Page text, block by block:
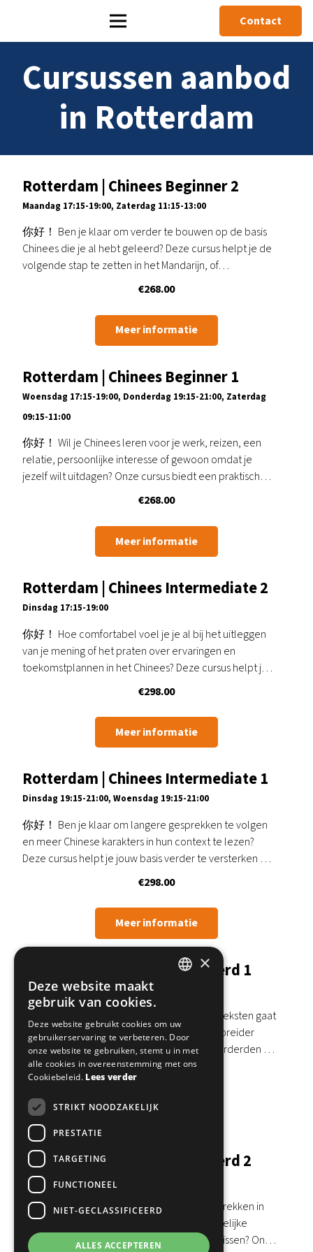
Contact
Cursussen aanbod
in Rotterdam
Rotterdam | Chinees Beginner 2
Maandag 17:15-19:00, Zaterdag 11:15-13:00
你好！ Ben je klaar om verder te bouwen op de basis
Chinees die je al hebt geleerd? Deze cursus helpt je de
volgende stap te zetten in het Mandarijn, of…
€268.00
Meer informatie
Rotterdam | Chinees Beginner 1
Woensdag 17:15-19:00, Donderdag 19:15-21:00, Zaterdag
09:15-11:00
你好！ Wil je Chinees leren voor je werk, reizen, een
relatie, persoonlijke interesse of gewoon omdat je
jezelf wilt uitdagen? Onze cursus biedt een praktische
en plezierige kennismaking met het…
€268.00
Meer informatie
Rotterdam | Chinees Intermediate 2
Dinsdag 17:15-19:00
你好！ Hoe comfortabel voel je je al bij het uitleggen
van je mening of het praten over ervaringen en
toekomstplannen in het Chinees? Deze cursus helpt je
€298.00
Meer informatie
Rotterdam | Chinees Intermediate 1
Dinsdag 19:15-21:00, Woensdag 19:15-21:00
你好！ Ben je klaar om langere gesprekken te volgen
en meer Chinese karakters in hun context te lezen?
Deze cursus helpt je jouw basis verder te versterken en
€298.00
Meer informatie
Rotterdam | Chinees Gevorderd 1
Donderdag 17:15-19:00
你好！ Wat gebeurt er wanneer je langere teksten gaat
lezen en je meningen en standpunten uitgebreider
moet toelichten? Onze cursus Chinees Gevorderden 1
helpt je om verder te gaan dan…
338.00
Meer informatie
Rotterdam | Chinees Gevorderd 2
Maandag 19:15-21:00
你好！ Hoe ga je om met complexere gesprekken in
het Chinees, bijvoorbeeld over maatschappelijke
onderwerpen, cultuur of actuele gebeurtenissen? Onze
×
Deze website maakt
gebruik van cookies.
Deze website gebruikt cookies om uw
gebruikerservaring te verbeteren. Door
onze website te gebruiken, stemt u in met
alle cookies in overeenstemming met ons
Cookiebeleid. Lees verder
STRIKT NOODZAKELIJK
PRESTATIE
TARGETING
FUNCTIONEEL
NIET-GECLASSIFICEERD
ALLES ACCEPTEREN